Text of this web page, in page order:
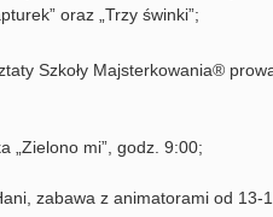
oraz „Trzy świnki”;
Szkoły Majsterkowania®
„Zielono mi”, godz. 9:00;
zabawa z animatorami od 13-